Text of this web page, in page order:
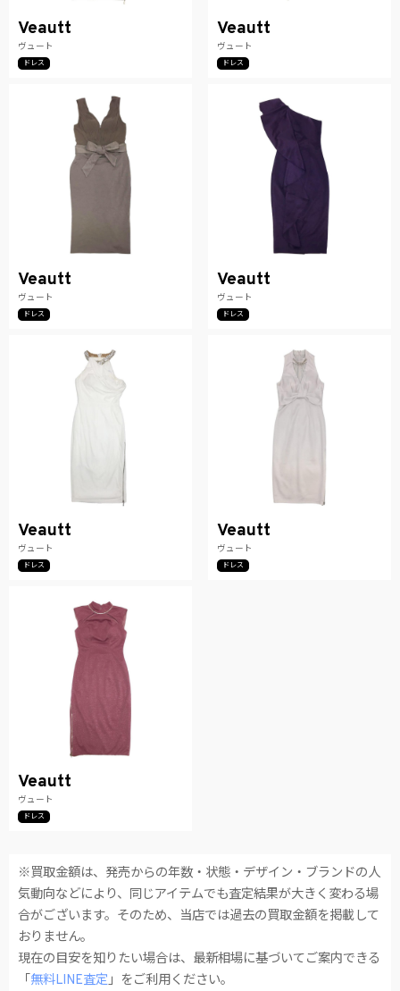
Veautt
ヴュート
ドレス
Veautt
ヴュート
ドレス
Veautt
ヴュート
ドレス
Veautt
ヴュート
ドレス
Veautt
ヴュート
ドレス
Veautt
ヴュート
ドレス
Veautt
ヴュート
ドレス
※買取金額は、発売からの年数・状態・デザイン・ブランドの人
気動向などにより、同じアイテムでも査定結果が大きく変わる場
合がございます。そのため、当店では過去の買取金額を掲載して
おりません。
現在の目安を知りたい場合は、最新相場に基づいてご案内できる
「 無料LINE査定」をご利用ください。